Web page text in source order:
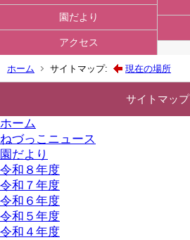
園だより
アクセス
ホーム サイトマップ: 現在の場所
サイトマップ
ホーム
ねづっこニュース
園だより
令和８年度
令和７年度
令和６年度
令和５年度
令和４年度